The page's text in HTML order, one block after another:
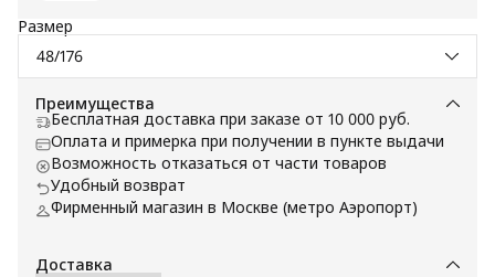
Размер
48/176
Преимущества
Бесплатная доставка при заказе от 10 000 руб.
Оплата и примерка при получении в пункте выдачи
Возможность отказаться от части товаров
Удобный возврат
Фирменный магазин в Москве (метро Аэропорт)
Доставка